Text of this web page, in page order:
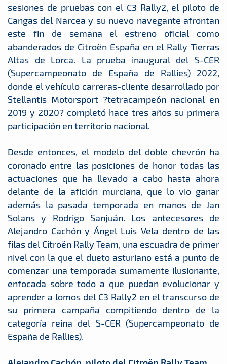
sesiones de pruebas con el C3 Rally2, el piloto de
Cangas del Narcea y su nuevo navegante afrontan
este fin de semana el estreno oficial como
abanderados de Citroën España en el Rally Tierras
Altas de Lorca. La prueba inaugural del S-CER
(Supercampeonato de España de Rallies) 2022,
donde el vehículo carreras-cliente desarrollado por
Stellantis Motorsport ?tetracampeón nacional en
2019 y 2020? completó hace tres años su primera
participación en territorio nacional.
Desde entonces, el modelo del doble chevrón ha
coronado entre las posiciones de honor todas las
actuaciones que ha llevado a cabo hasta ahora
delante de la afición murciana, que lo vio ganar
además la pasada temporada en manos de Jan
Solans y Rodrigo Sanjuán. Los antecesores de
Alejandro Cachón y Ángel Luis Vela dentro de las
filas del Citroën Rally Team, una escuadra de primer
nivel con la que el dueto asturiano está a punto de
comenzar una temporada sumamente ilusionante,
enfocada sobre todo a que puedan evolucionar y
aprender a lomos del C3 Rally2 en el transcurso de
su primera campaña compitiendo dentro de la
categoría reina del S-CER (Supercampeonato de
España de Rallies).